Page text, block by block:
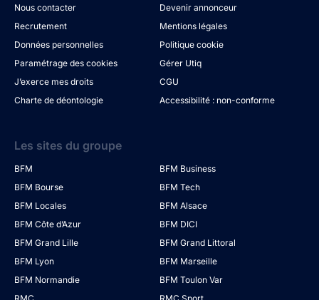
Nous contacter
Devenir annonceur
Recrutement
Mentions légales
Données personnelles
Politique cookie
Paramétrage des cookies
Gérer Utiq
J’exerce mes droits
CGU
Charte de déontologie
Accessibilité : non-conforme
Les sites du groupe
BFM
BFM Business
BFM Bourse
BFM Tech
BFM Locales
BFM Alsace
BFM Côte d’Azur
BFM DICI
BFM Grand Lille
BFM Grand Littoral
BFM Lyon
BFM Marseille
BFM Normandie
BFM Toulon Var